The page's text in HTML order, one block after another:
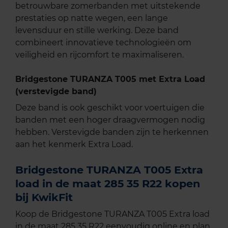
betrouwbare zomerbanden met uitstekende
prestaties op natte wegen, een lange
levensduur en stille werking. Deze band
combineert innovatieve technologieën om
veiligheid en rijcomfort te maximaliseren.
Bridgestone TURANZA T005 met Extra Load
(verstevigde band)
Deze band is ook geschikt voor voertuigen die
banden met een hoger draagvermogen nodig
hebben. Verstevigde banden zijn te herkennen
aan het kenmerk Extra Load.
Bridgestone TURANZA T005 Extra
load in de maat 285 35 R22 kopen
bij KwikFit
Koop de Bridgestone TURANZA T005 Extra load
in de maat 285 35 R22 eenvoudig online en plan